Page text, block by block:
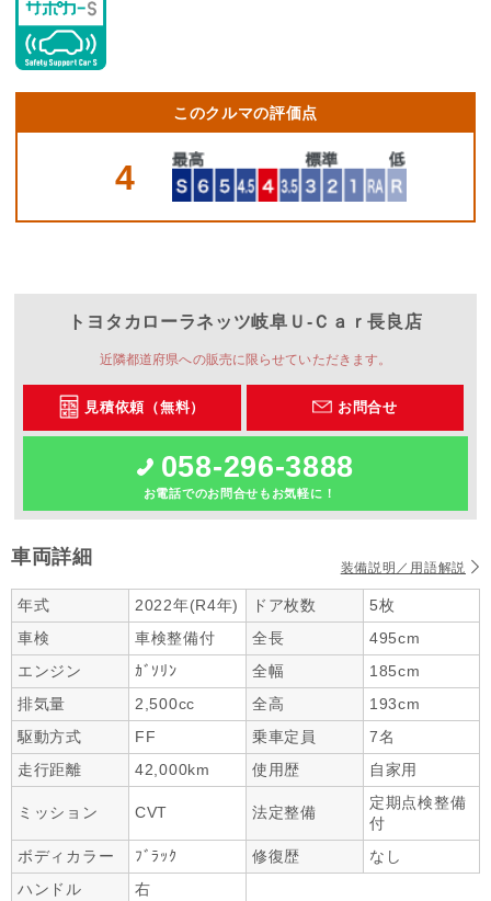
このクルマの評価点
4
トヨタカローラネッツ岐阜 Ｕ‐Ｃａｒ長良店
近隣都道府県への販売に限らせていただきます。
見積依頼（無料） お問合せ
058-296-3888
お電話でのお問合せもお気軽に！
車両詳細 装備説明／用語解説
年式 2022年(R4年) ドア枚数
5枚
車検
車検整備付 全長
495cm
エンジン
ｶﾞｿﾘﾝ 全幅
185cm
排気量
2,500cc 全高
193cm
駆動方式
FF 乗車定員
7名
走行距離
42,000km 使用歴 自家用
ミッション CVT 法定整備
定期点検整備
付
ボディカラー
ﾌﾞﾗｯｸ 修復歴
なし
ハンドル
右